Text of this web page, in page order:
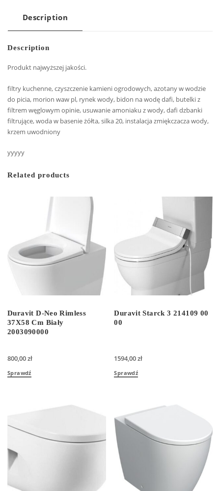
Description
Description
Produkt najwyższej jakości.
filtry kuchenne, czyszczenie kamieni ogrodowych, azotany w wodzie
do picia, morion waw pl, rynek wody, bidon na wodę dafi, butelki z
filtrem węglowym opinie, usuwanie amoniaku z wody, dafi dzbanki
filtrujące, woda w basenie żółta, silka 20, instalacja zmiękczacza wody,
krzem uwodniony
yyyyy
Related products
Duravit D-Neo Rimless
37X58 Cm Biały
2003090000
800,00zł
Sprawdź
Duravit Starck 3 214109 00
00
1594,00zł
Sprawdź